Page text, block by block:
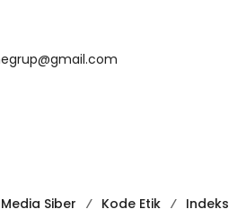
Siber Kode Etik Indeks